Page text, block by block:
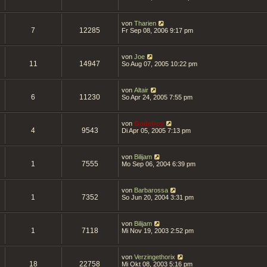
7 12285
von Tharien
Fr Sep 08, 2006 9:17 pm
11 14947
von Joe
So Aug 07, 2005 10:22 pm
6 11230
von Altair
So Apr 24, 2005 7:55 pm
4 9543
von Godefroy
Di Apr 05, 2005 7:13 pm
1 7555
von Bilijam
Mo Sep 06, 2004 6:39 pm
1 7352
von Barbarossa
So Jun 20, 2004 3:31 pm
1 7118
von Bilijam
Mi Nov 19, 2003 2:52 pm
18 22758
von Verzingethorix
Mi Okt 08, 2003 5:16 pm